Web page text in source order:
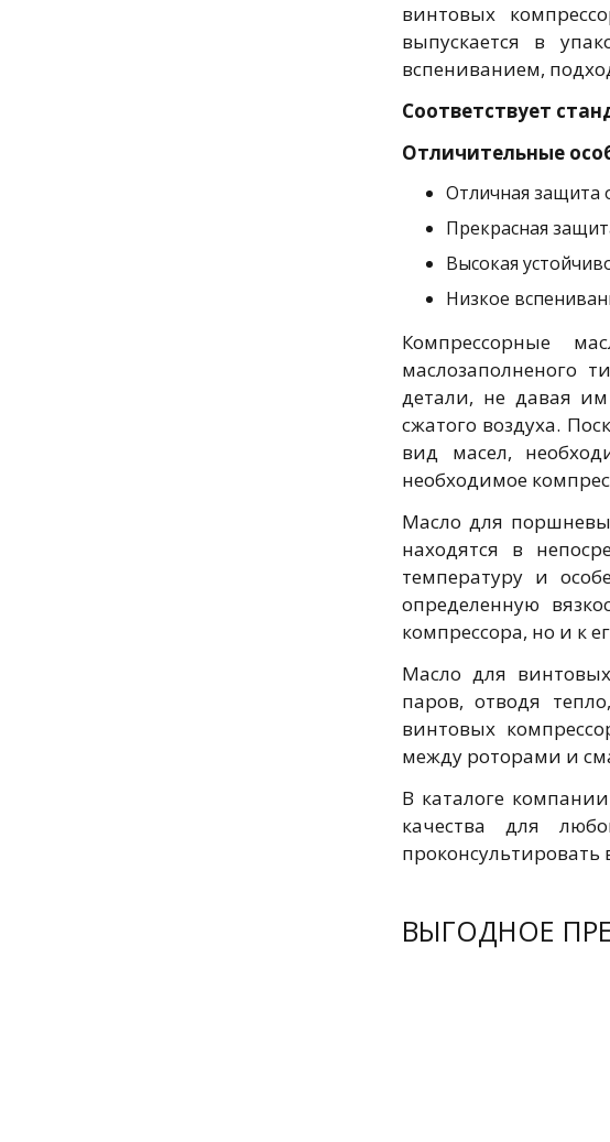
винтовых
выпускается в
вспениванием,
Соответствует
Отличительные
Отличная защита
Прекрасная
Высокая
Низкое
Компрессорные
маслозаполненого
детали, не давая
сжатого воздуха.
вид масел,
необходимое
Масло для
находятся в
температуру и
определенную
компрессора, но и к
Масло для
паров, отводя
винтовых
между роторами и
В каталоге
качества для
ВЫГОДНОЕ